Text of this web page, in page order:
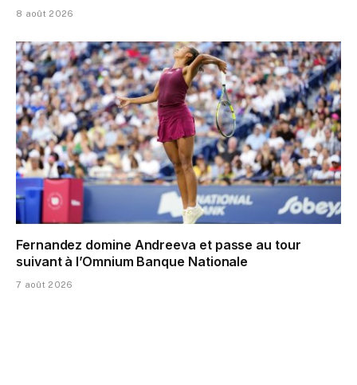
8 août 2026
Fernandez domine Andreeva et passe au tour
suivant à l’Omnium Banque Nationale
7 août 2026